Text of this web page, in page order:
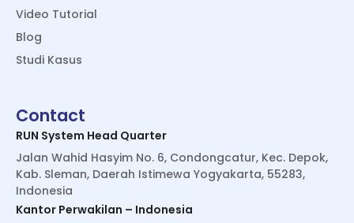
Video Tutorial
Blog
Studi Kasus
Contact
RUN System Head Quarter
Jalan Wahid Hasyim No. 6, Condongcatur, Kec. Depok,
Kab. Sleman, Daerah Istimewa Yogyakarta, 55283,
Indonesia
Kantor Perwakilan – Indonesia